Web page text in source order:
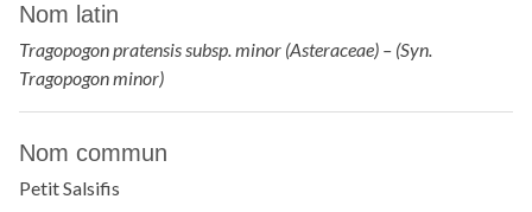
Nom latin
Tragopogon pratensis subsp. minor (Asteraceae) – (Syn.
Tragopogon minor)
Nom commun
Petit Salsifis